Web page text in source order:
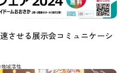
させる展示会コミュニケーシ
域活性